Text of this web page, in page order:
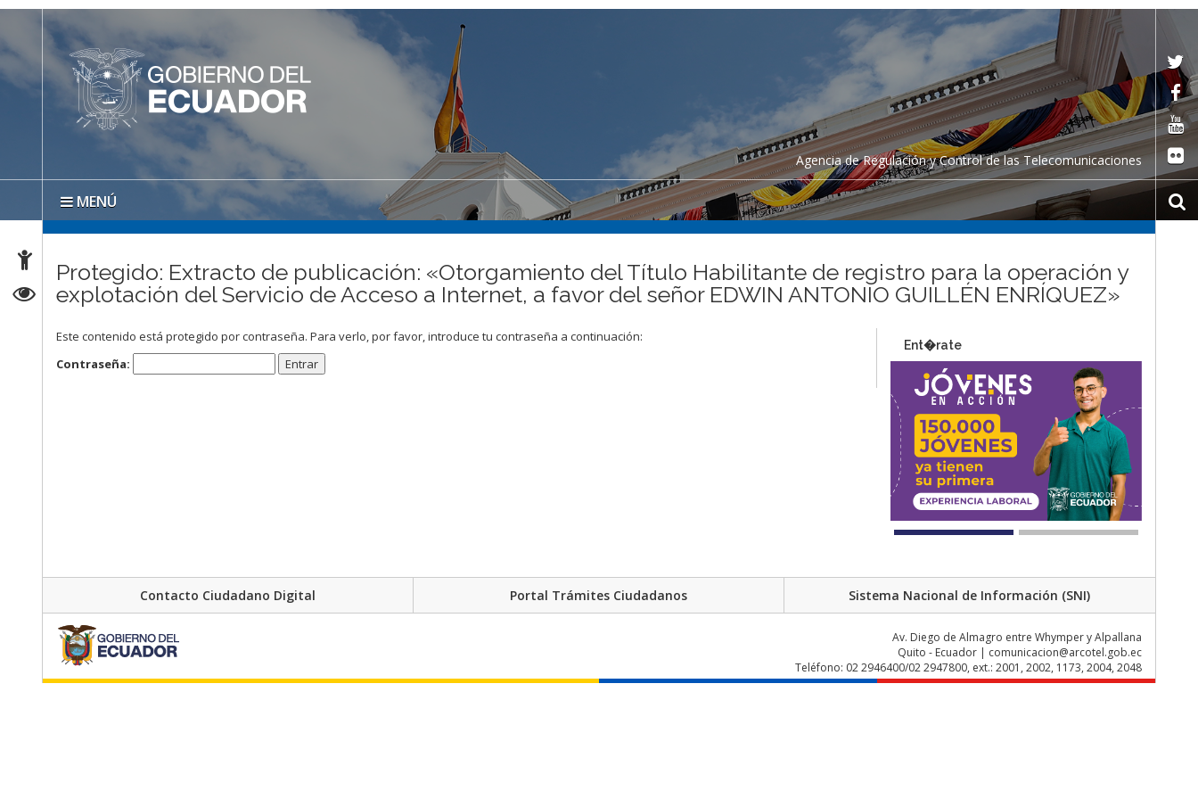
Agencia de Regulación y Control de las Telecomunicaciones
MENÚ
Protegido: Extracto de publicación: «Otorgamiento del Título Habilitante de registro para la operación y
explotación del Servicio de Acceso a Internet, a favor del señor EDWIN ANTONIO GUILLÉN ENRÍQUEZ»
Este contenido está protegido por contraseña. Para verlo, por favor, introduce tu contraseña a continuación:
Contraseña:
Ent�rate
Contacto Ciudadano Digital Portal Trámites Ciudadanos Sistema Nacional de Información (SNI)
Av. Diego de Almagro entre Whymper y Alpallana
Quito - Ecuador | comunicacion@arcotel.gob.ec
Teléfono: 02 2946400/02 2947800, ext.: 2001, 2002, 1173, 2004, 2048